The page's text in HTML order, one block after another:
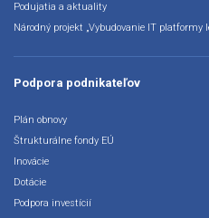
Podujatia a aktuality
Národný projekt „Vybudovanie IT platformy
Podpora podnikateľov
Plán obnovy
Štrukturálne fondy EÚ
Inovácie
Dotácie
Podpora investícií